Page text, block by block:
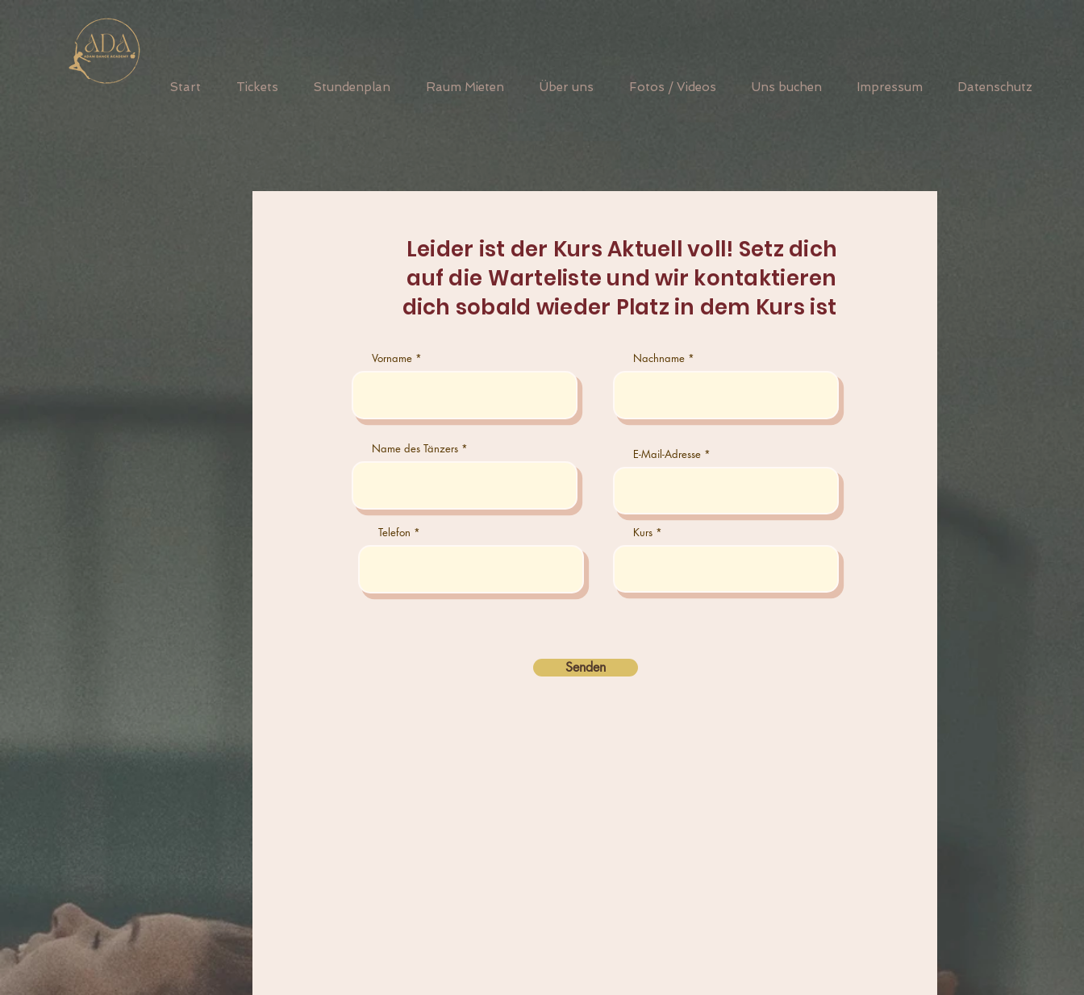
Start Tickets Stundenplan Raum Mieten Über uns Fotos / Videos Uns buchen Impressum Datenschutz
Leider ist der Kurs Aktuell voll! Setz dich
auf die Warteliste und wir kontaktieren
dich sobald wieder Platz in dem Kurs ist
Vorname Nachname
Name des Tänzers
Telefon
E-Mail-Adresse
Kurs
Senden